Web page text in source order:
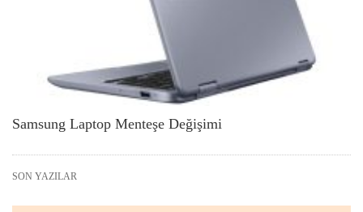
Samsung Laptop Menteşe Değişimi
SON YAZILAR